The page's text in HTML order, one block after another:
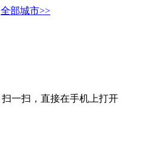
全部城市>>
扫一扫，直接在手机上打开